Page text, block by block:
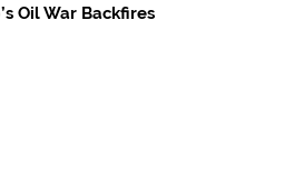
Oil War Backfires